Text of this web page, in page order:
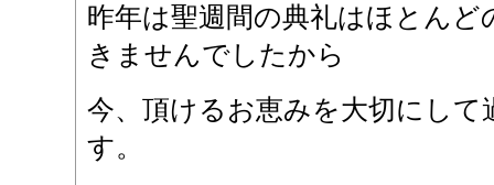
昨年は聖週間の典礼はほとん
きませんでしたから
今、頂けるお恵みを大切にし
す。